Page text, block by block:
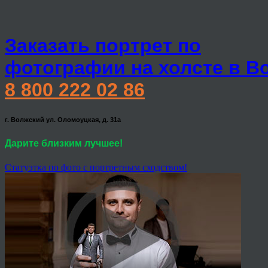
Заказать портрет по
фотографии на холсте в
8 800 222 02 86
г. Волжский ул. Оломоуцкая, д. 31а
Дарите близким лучшее!
Статуэтка по фото с портретным сходством!